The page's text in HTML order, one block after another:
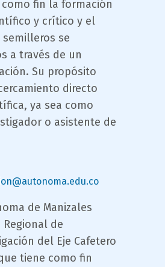
fin la formación
y crítico y el
se
a través de un
Su propósito
directo
ya sea como
o asistente de
de Manizales
de
del Eje Cafetero
tiene como fin